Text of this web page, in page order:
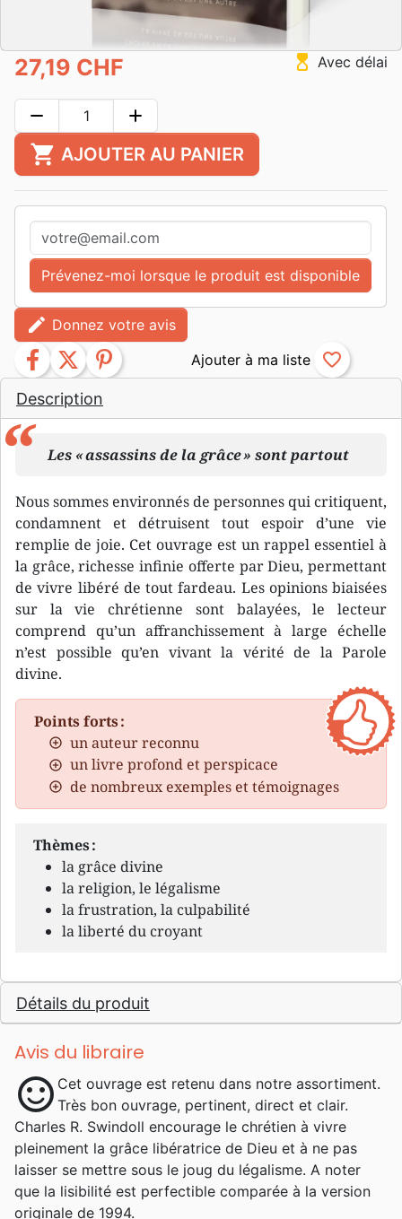
Description
Les « assassins de la grâce » sont partout
Nous sommes environnés de personnes qui critiquent,
condamnent et détruisent tout espoir d’une vie
remplie de joie. Cet ouvrage est un rappel essentiel à
la grâce, richesse infinie offerte par Dieu, permettant
de vivre libéré de tout fardeau. Les opinions biaisées
sur la vie chrétienne sont balayées, le lecteur
comprend qu’un affranchissement à large échelle
n’est possible qu’en vivant la vérité de la Parole
divine.
Points forts :
un auteur reconnu
un livre profond et perspicace
de nombreux exemples et témoignages
Thèmes :
la grâce divine
la religion, le légalisme
la frustration, la culpabilité
la liberté du croyant
Détails du produit
Avis du libraire
sentiment_satisfied Cet ouvrage est retenu dans notre assortiment.
Très bon ouvrage, pertinent, direct et clair.
Charles R. Swindoll encourage le chrétien à vivre
pleinement la grâce libératrice de Dieu et à ne pas
laisser se mettre sous le joug du légalisme. A noter
que la lisibilité est perfectible comparée à la version
originale de 1994.
27,19 CHF hourglass_top Avec délai
remove add
shopping_cart AJOUTER AU PANIER
Prévenez-moi lorsque le produit est disponible
edit Donnez votre avis
facebook twitter pinterest favorite_border